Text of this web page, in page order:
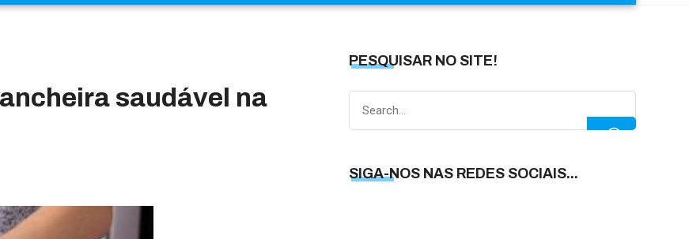
saudável na
PESQUISAR NO SITE!
SIGA-NOS NAS REDES SOCIAIS...